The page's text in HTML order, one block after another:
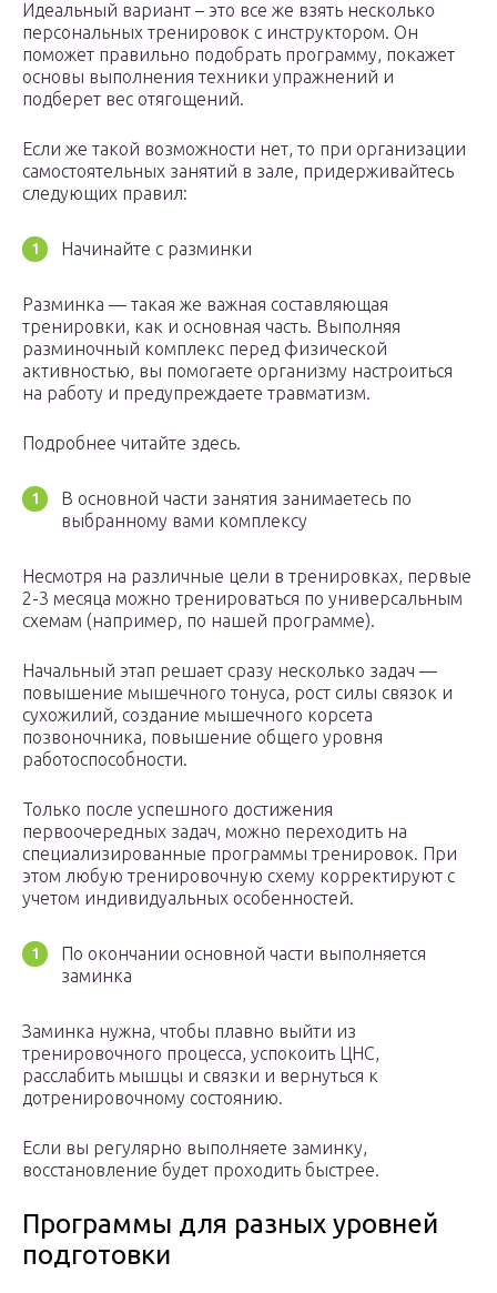
Идеальный вариант – это все же взять несколько
персональных тренировок с инструктором. Он
поможет правильно подобрать программу, покажет
основы выполнения техники упражнений и
подберет вес отягощений.
Если же такой возможности нет, то при организации
самостоятельных занятий в зале, придерживайтесь
следующих правил:
Начинайте с разминки
Разминка — такая же важная составляющая
тренировки, как и основная часть. Выполняя
разминочный комплекс перед физической
активностью, вы помогаете организму настроиться
на работу и предупреждаете травматизм.
Подробнее читайте здесь.
В основной части занятия занимаетесь по
выбранному вами комплексу
Несмотря на различные цели в тренировках, первые
2-3 месяца можно тренироваться по универсальным
схемам (например, по нашей программе).
Начальный этап решает сразу несколько задач —
повышение мышечного тонуса, рост силы связок и
сухожилий, создание мышечного корсета
позвоночника, повышение общего уровня
работоспособности.
Только после успешного достижения
первоочередных задач, можно переходить на
специализированные программы тренировок. При
этом любую тренировочную схему корректируют с
учетом индивидуальных особенностей.
По окончании основной части выполняется
заминка
Заминка нужна, чтобы плавно выйти из
тренировочного процесса, успокоить ЦНС,
расслабить мышцы и связки и вернуться к
дотренировочному состоянию.
Если вы регулярно выполняете заминку,
восстановление будет проходить быстрее.
Программы для разных уровней
подготовки